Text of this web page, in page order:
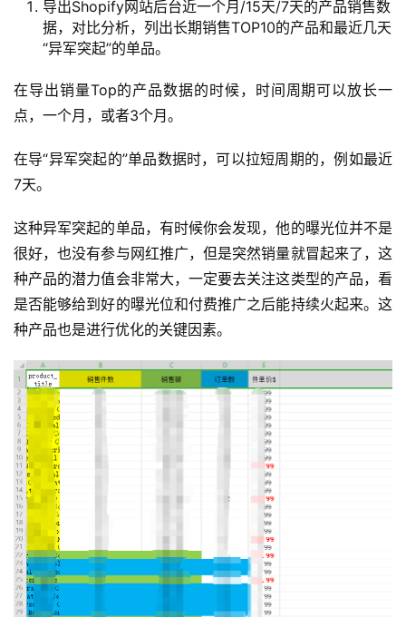
导出Shopify网站后台近一个月/15天/7天的产品销售数
据，对比分析，列出长期销售TOP10的产品和最近几天
“异军突起”的单品。
在导出销量Top的产品数据的时候，时间周期可以放长一
点，一个月，或者3个月。
在导“异军突起的”单品数据时，可以拉短周期的，例如最近
7天。
这种异军突起的单品，有时候你会发现，他的曝光位并不是
很好，也没有参与网红推广，但是突然销量就冒起来了，这
种产品的潜力值会非常大，一定要去关注这类型的产品，看
是否能够给到好的曝光位和付费推广之后能持续火起来。这
种产品也是进行优化的关键因素。